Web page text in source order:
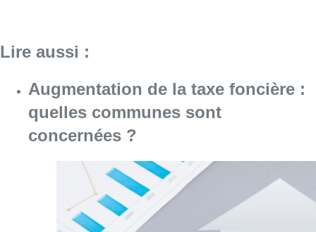
05 août 2026 Consulter l'article "Augmentation de la